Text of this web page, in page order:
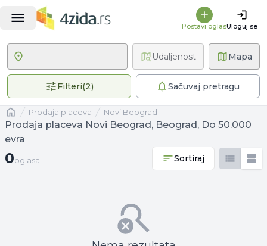
Postavi oglasUloguj se
Mapa
Filteri(2)2 primenjena filteraSačuvaj pretragu
Udaljenost
Naslovnaprodaja placeva Novi Beograd
Prodaja placeva Novi Beograd, Beograd, Do 50.000
evra
0 oglasa
0oglasa Sortiraj